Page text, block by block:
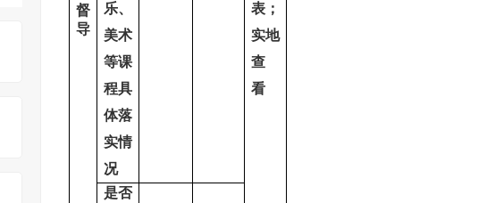
督
导
表；
实地
查
看
乐、
美术
等课
程具
体落
实情
况
是否